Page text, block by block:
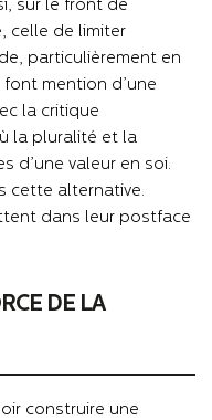
sur le front de
celle de limiter
particulièrement en
font mention d’une
la critique
la pluralité et la
d’une valeur en soi.
cette alternative.
dans leur postface
DE LA
construire une